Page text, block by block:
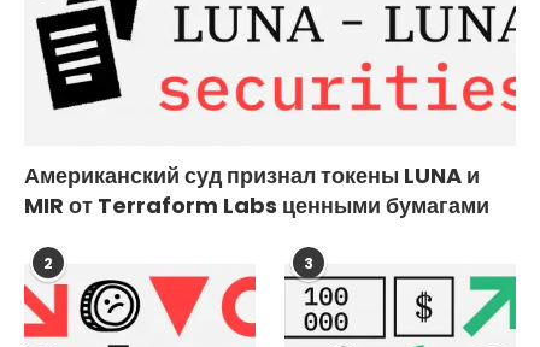
Американский суд признал токены LUNA и
MIR от Terraform Labs ценными бумагами
2 3